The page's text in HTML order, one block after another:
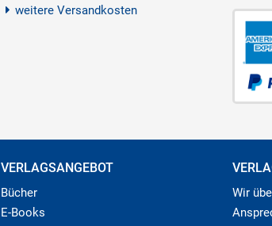
weitere Versandkosten
VERLAGSANGEBOT
Bücher
E-Books
Wir